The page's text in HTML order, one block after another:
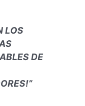
LOS
DE